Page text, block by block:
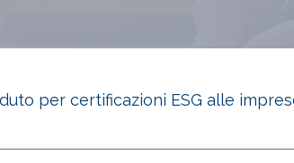
per certificazioni ESG alle